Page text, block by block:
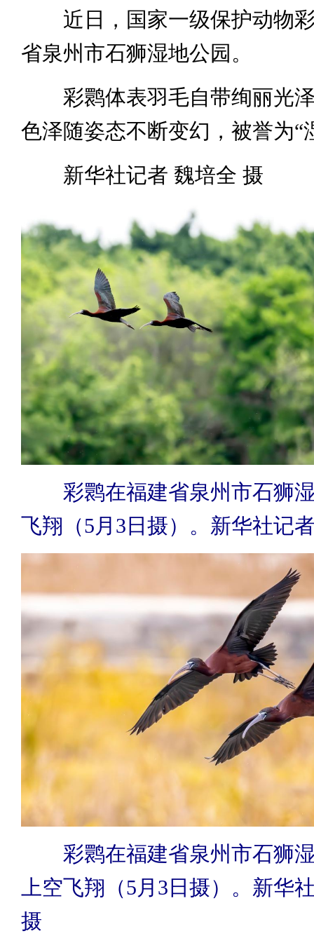
近日，国家一级保护动物彩
省泉州市石狮湿地公园。
彩鹮体表羽毛自带绚丽光泽
色泽随姿态不断变幻，被誉为“
新华社记者 魏培全 摄
彩鹮在福建省泉州市石狮
飞翔（5月3日摄）。新华社记
彩鹮在福建省泉州市石狮
上空飞翔（5月3日摄）。新华
摄